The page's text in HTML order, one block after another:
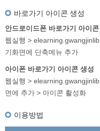
바로가기 아이콘 생성
안드로이드폰 바로가기 아이
웹실행 >
기화면에 단축메뉴 추가
아이폰 바로가기 아이콘 생성
웹실행 >
면에 추가 > 아이콘 활성화
이용방법